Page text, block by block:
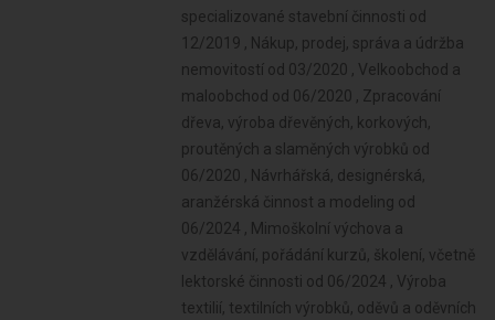
specializované stavební činnosti od
12/2019 , Nákup, prodej, správa a údržba
nemovitostí od 03/2020 , Velkoobchod a
maloobchod od 06/2020 , Zpracování
dřeva, výroba dřevěných, korkových,
proutěných a slaměných výrobků od
06/2020 , Návrhářská, designérská,
aranžérská činnost a modeling od
06/2024 , Mimoškolní výchova a
vzdělávání, pořádání kurzů, školení, včetně
lektorské činnosti od 06/2024 , Výroba
textilií, textilních výrobků, oděvů a oděvních